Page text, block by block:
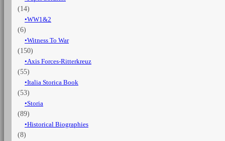
(14)
WW1&2
(6)
Witness To War
(150)
Axis Forces-Ritterkreuz
(55)
Italia Storica Book
(53)
Storia
(89)
Historical Biographies
(8)